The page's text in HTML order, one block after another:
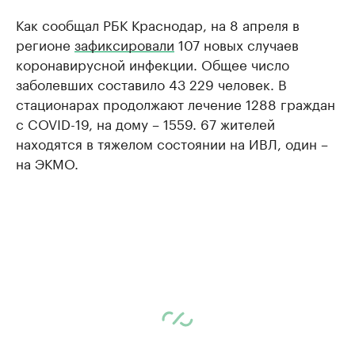
Как сообщал РБК Краснодар, на 8 апреля в
регионе зафиксировали 107 новых случаев
коронавирусной инфекции. Общее число
заболевших составило 43 229 человек. В
стационарах продолжают лечение 1288 граждан
с COVID-19, на дому – 1559. 67 жителей
находятся в тяжелом состоянии на ИВЛ, один –
на ЭКМО.